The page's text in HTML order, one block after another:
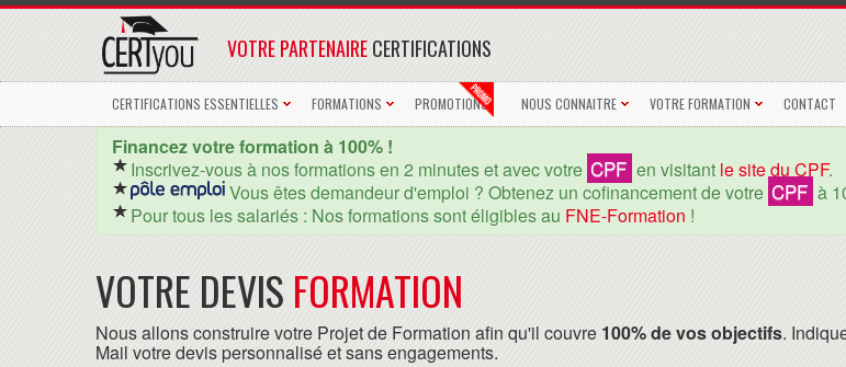
VOTRE PARTENAIRECERTIFICATIONS
CERTIFICATIONS ESSENTIELLES FORMATIONS PROMOTIONS NOUS CONNAITRE VOTRE FORMATION CONTACT
Financez votre formation à 100% !
Inscrivez-vous à nos formations en 2 minutes et avec votre CPF en visitant le site du CPF.
Vous êtes demandeur d'emploi ? Obtenez un cofinancement de votre CPF à
Pour tous les salariés : Nos formations sont éligibles au FNE-Formation !
VOTRE DEVIS FORMATION
Nous allons construire votre Projet de Formation afin qu'il couvre 100% de vos objectifs.
Mail votre devis personnalisé et sans engagements.